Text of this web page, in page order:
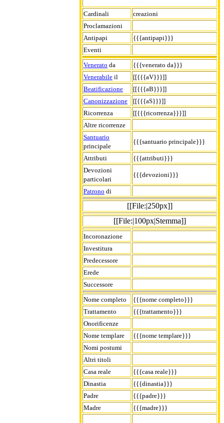
Cardinali
creazioni
Proclamazioni
Antipapi
{{{antipapi}}}
Eventi
Venerato da
{{{venerato da}}}
Venerabile il
[[{{{aV}}}]]
Beatificazione
[[{{{aB}}}]]
Canonizzazione
[[{{{aS}}}]]
Ricorrenza
[[{{{ricorrenza}}}]]
Altre ricorrenze
Santuario
principale
{{{santuario principale}}}
Attributi
{{{attributi}}}
Devozioni
particolari
{{{devozioni}}}
Patrono di
[[File:|250px]]
[[File:|100px|Stemma]]
Incoronazione
Investitura
Predecessore
Erede
Successore
Nome completo
{{{nome completo}}}
Trattamento
{{{trattamento}}}
Onorificenze
Nome templare
{{{nome templare}}}
Nomi postumi
Altri titoli
Casa reale
{{{casa reale}}}
Dinastia
{{{dinastia}}}
Padre
{{{padre}}}
Madre
{{{madre}}}